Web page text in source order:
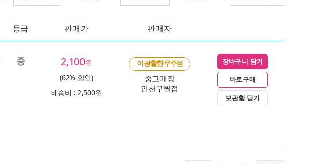
등급 판매가 판매자
중 2,100원
(62% 할인)
배송비 : 2,500원
이 광활한 우주점
중고매장
인천구월점
장바구니 담기
바로구매
보관함 담기